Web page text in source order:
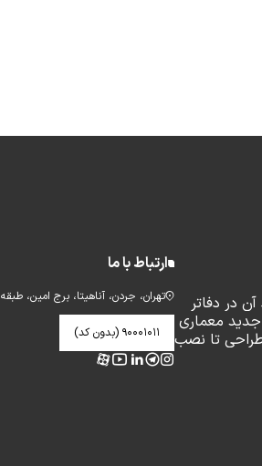
در دفاتر
معماری
تا نصب
ارتباط با ما
تهران، جردن، آناهیتا، برج امین، طبقه ۱۰
۹۰۰۰۱۰۱۱ (بدون کد)